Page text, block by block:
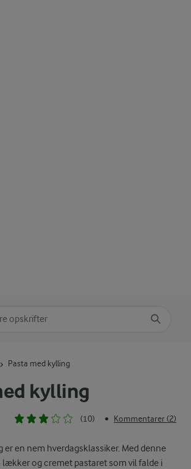
kylling
(10) • Kommentarer (2)
er en nem hverdagsklassiker. Med denne
lækker og cremet pastaret som vil falde i
Pasta med kylling